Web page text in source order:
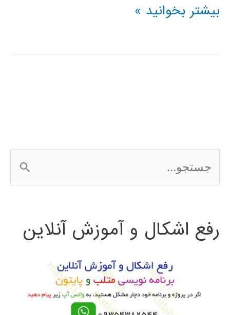
دانلود
Lonely
برونئی
2016
بیشتر بخوانید »
س
ج
رفع اشکال و آموزش آنلاین